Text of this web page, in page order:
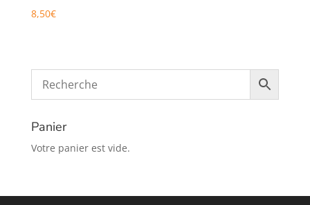
8,50€
Panier
Votre panier est vide.